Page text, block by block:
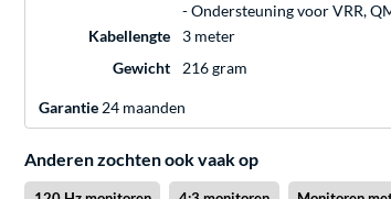
- Ondersteuning voor VRR,
Kabellengte
3 meter
Gewicht
216 gram
Garantie 24 maanden
Anderen zochten ook vaak op